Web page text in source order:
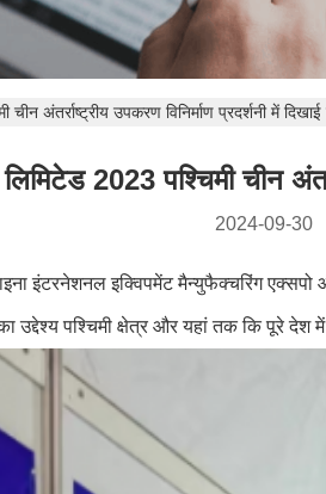
अंतर्राष्ट्रीय उपकरण विनिर्माण प्रदर्शनी में दिखाई
2023 पश्चिमी चीन
2024-09-30
इंटरनेशनल इक्विपमेंट मैन्युफैक्चरिंग
उद्देश्य पश्चिमी क्षेत्र और यहां तक कि पूरे देश